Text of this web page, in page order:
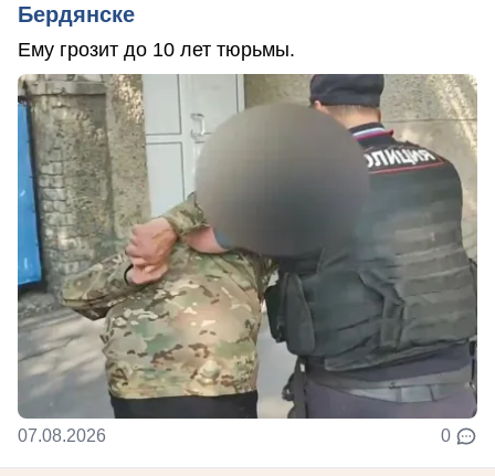
Бердянске
Ему грозит до 10 лет тюрьмы.
07.08.2026 0